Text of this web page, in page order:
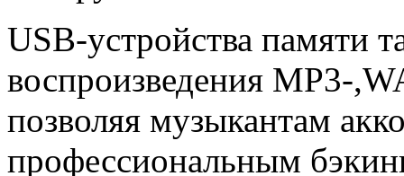
USB-устройства памяти
воспроизведения MP3-
позволяя музыкантам
профессиональным